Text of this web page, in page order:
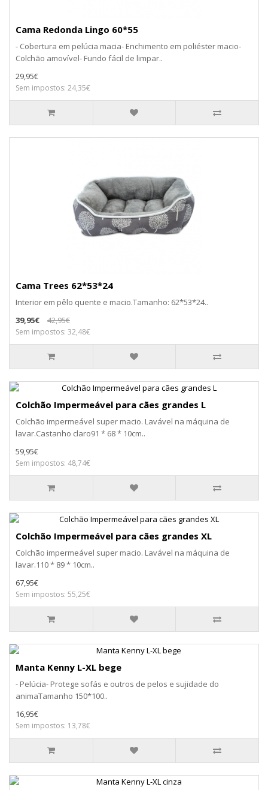
Cama Redonda Lingo 60*55
- Cobertura em pelúcia macia- Enchimento em poliéster macio-
Colchão amovível- Fundo fácil de limpar..
29,95€
Sem impostos: 24,35€
Cama Trees 62*53*24
Interior em pêlo quente e macio.Tamanho: 62*53*24..
39,95€
42,95€
Sem impostos: 32,48€
Colchão Impermeável para cães grandes L
Colchão impermeável super macio. Lavável na máquina de
lavar.Castanho claro91 * 68 * 10cm..
59,95€
Sem impostos: 48,74€
Colchão Impermeável para cães grandes XL
Colchão impermeável super macio. Lavável na máquina de
lavar.110 * 89 * 10cm..
67,95€
Sem impostos: 55,25€
Manta Kenny L-XL bege
- Pelúcia- Protege sofás e outros de pelos e sujidade do
animaTamanho 150*100..
16,95€
Sem impostos: 13,78€